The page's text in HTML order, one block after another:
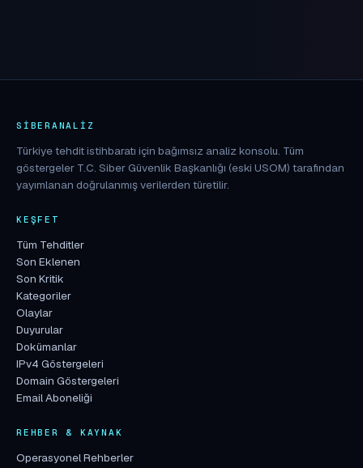
SIBERANALIZ
Türkiye tehdit istihbaratı için bağımsız analiz konsolu. Tüm
göstergeler T.C. Siber Güvenlik Başkanlığı (eski USOM) tarafından
yayımlanan doğrulanmış verilerden türetilir.
KEŞFET
Tüm Tehditler
Son Eklenen
Son Kritik
Kategoriler
Olaylar
Duyurular
Dokümanlar
IPv4 Göstergeleri
Domain Göstergeleri
Email Aboneliği
REHBER & KAYNAK
Operasyonel Rehberler